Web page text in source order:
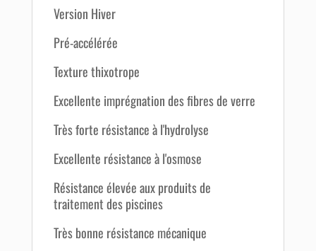
Version Hiver
Pré-accélérée
Texture thixotrope
Excellente imprégnation des fibres de verre
Très forte résistance à l'hydrolyse
Excellente résistance à l'osmose
Résistance élevée aux produits de
traitement des piscines
Très bonne résistance mécanique